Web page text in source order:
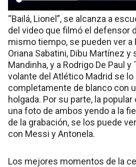
“Bailá, Lionel”, se alcanza a
del video que filmó el defensor
mismo tiempo, se pueden ver a
Oriana Sabatini, Dibu Martínez y
Mandinha, y a Rodrigo De Paul y
volante del Atlético Madrid se
completamente de blanco con
holgada. Por su parte, la
una foto de ambos yendo a la
de la grabación, se los puede
con Messi y Antonela.
Los mejores momentos de la